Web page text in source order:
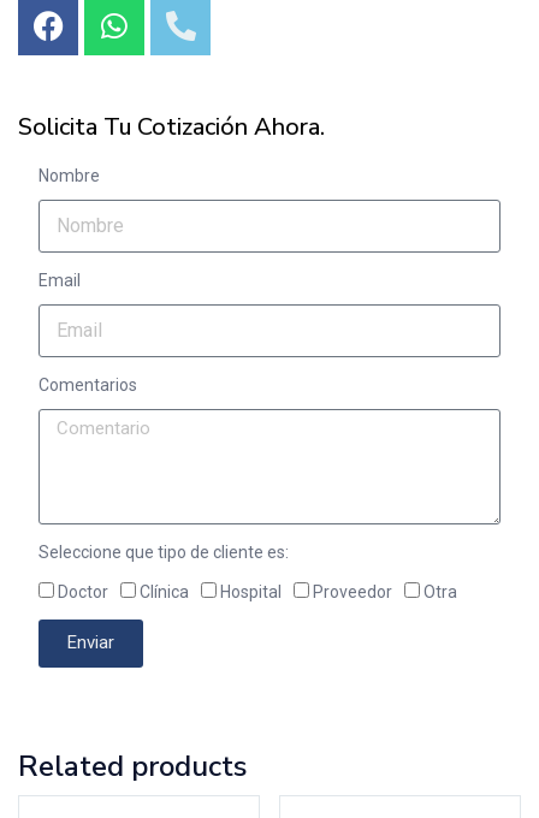
Solicita Tu Cotización Ahora.
Nombre
Email
Comentarios
Seleccione que tipo de cliente es:
Doctor Clínica Hospital Proveedor Otra
Enviar
Related products